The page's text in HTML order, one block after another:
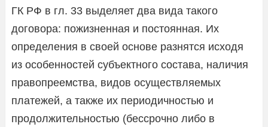
ГК РФ в гл. 33 выделяет два вида такого
договора: пожизненная и постоянная. Их
определения в своей основе разнятся исходя
из особенностей субъектного состава, наличия
правопреемства, видов осуществляемых
платежей, а также их периодичностью и
продолжительностью (бессрочно либо в